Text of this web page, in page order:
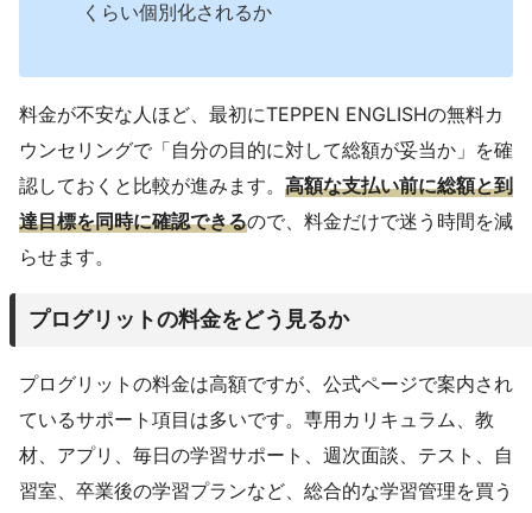
くらい個別化されるか
料金が不安な人ほど、最初にTEPPEN ENGLISHの無料カ
ウンセリングで「自分の目的に対して総額が妥当か」を確
認しておくと比較が進みます。 高額な支払い前に総額と到
達目標を同時に確認できるので、料金だけで迷う時間を減
らせます。
プログリットの料金をどう見るか
プログリットの料金は高額ですが、公式ページで案内され
ているサポート項目は多いです。専用カリキュラム、教
材、アプリ、毎日の学習サポート、週次面談、テスト、自
習室、卒業後の学習プランなど、総合的な学習管理を買う